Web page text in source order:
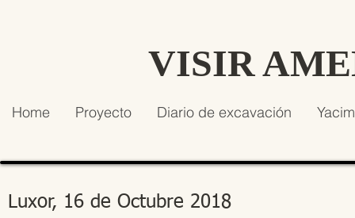
VISIR
Home Proyecto Diario de excavación
Luxor, 16 de Octubre 2018